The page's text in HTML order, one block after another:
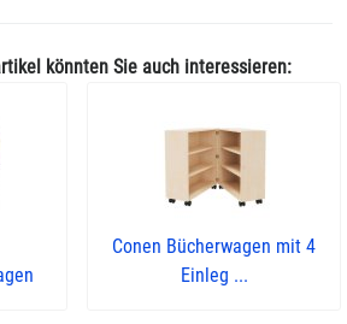
könnten Sie auch interessieren:
Conen Bücherwagen mit 4
Einleg ...